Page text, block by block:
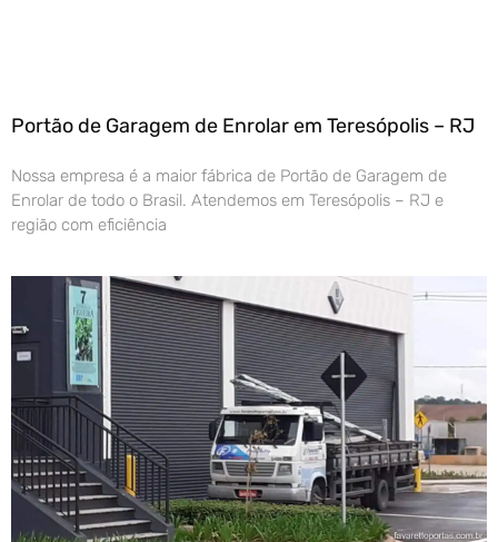
Portão de Garagem de Enrolar em Teresópolis – RJ
Nossa empresa é a maior fábrica de Portão de Garagem de
Enrolar de todo o Brasil. Atendemos em Teresópolis – RJ e
região com eficiência